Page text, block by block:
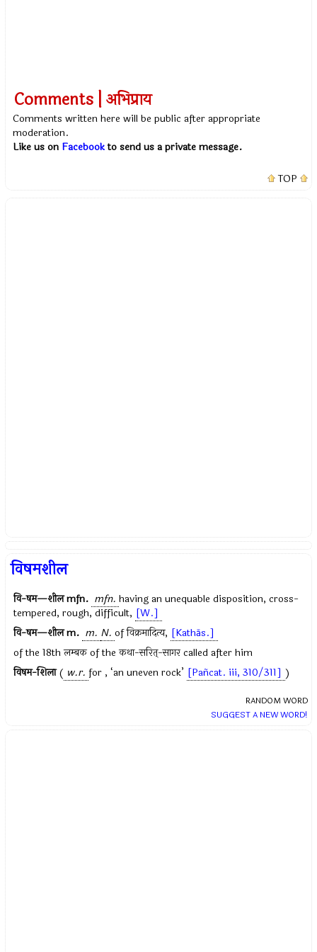
Comments | अभिप्राय
Comments written here will be public after appropriate
moderation.
Like us on Facebookto send us a private message.
TOP
विषमशील
वि-षम—शीलmfn. mfn. having an unequable disposition, cross-
tempered, rough, difficult, [W.]
वि-षम—शीलm. m. N. ofविक्रमादित्य, [Kathās.]
of the 18thलम्बकof theकथा-सरित्-सागरcalled after him
विषम-शिला ( w.r. for , ‘an uneven rock’ [Pañcat. iii, 310/311] )
RANDOM WORD
SUGGEST A NEW WORD!